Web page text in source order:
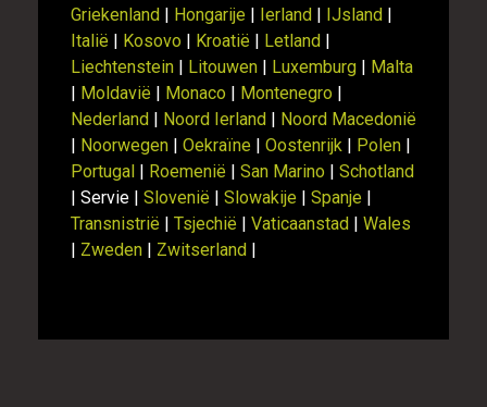
Griekenland | Hongarije | Ierland | IJsland |
Italië | Kosovo | Kroatië | Letland |
Liechtenstein | Litouwen | Luxemburg | Malta
| Moldavië | Monaco | Montenegro |
Nederland | Noord Ierland | Noord Macedonië
| Noorwegen | Oekraïne | Oostenrijk | Polen |
Portugal | Roemenië | San Marino | Schotland
| Servie | Slovenië | Slowakije | Spanje |
Transnistrië | Tsjechië | Vaticaanstad | Wales
| Zweden | Zwitserland |